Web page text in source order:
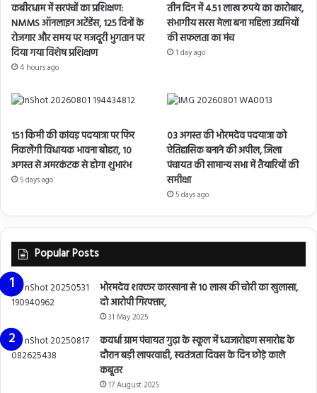
कबीरधाम में सरपंचों का प्रशिक्षण:
NMMS ऑनलाइन अटेंडेंस, 125 दिनों के
रोजगार और समय पर मजदूरी भुगतान पर
दिया गया विशेष प्रशिक्षण
4 hours ago
तीन दिन में 4.51 लाख रुपये का कारोबार,
संभागीय सरस मेला बना महिला उद्यमियों
की सफलता का मंच
1 day ago
151 किमी की कांवड़ पदयात्रा पर फिर
निकलेंगी विधायक भावना बोहरा, 10
अगस्त से अमरकंटक से होगा शुभारंभ
5 days ago
03 अगस्त की भोरमदेव पदयात्रा को
ऐतिहासिक बनाने की अपील, जिला
पंचायत की सामान्य सभा में तैयारियों की
समीक्षा
5 days ago
Popular Posts
भोरमदेव शक्कर कारखाना से 10 लाख की चोरी का खुलासा,
दो आरोपी गिरफ्तार,
31 May 2025
कवर्धा ग्राम पंचायत गुढ़ा के स्कूल में ध्वजारोहण समारोह के
दौरान बड़ी लापरवाही, स्वतंत्रता दिवस के दिन छोड़े काले
कबूतर
17 August 2025